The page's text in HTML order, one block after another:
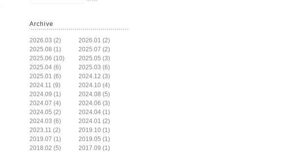
Archive
2026.03 (2)
2026.01 (2)
2025.08 (1)
2025.07 (2)
2025.06 (10)
2025.05 (3)
2025.04 (6)
2025.03 (6)
2025.01 (6)
2024.12 (3)
2024.11 (9)
2024.10 (4)
2024.09 (1)
2024.08 (5)
2024.07 (4)
2024.06 (3)
2024.05 (2)
2024.04 (1)
2024.03 (6)
2024.01 (2)
2023.11 (2)
2019.10 (1)
2019.07 (1)
2019.05 (1)
2018.02 (5)
2017.09 (1)